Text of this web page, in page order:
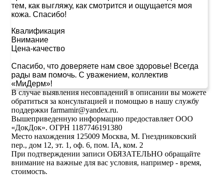
тем, как выгляжу, как смотрится и ощущается моя
кожа. Спасибо!
Квалификация
Внимание
Цена-качество
Спасибо, что доверяете нам свое здоровье! Всегда
рады вам помочь. С уважением, коллектив
«МиДерм»!
В случае выявления несовпадений в описании вы можете
обратиться за консультацией и помощью в нашу службу
поддержки farmamir@yandex.ru.
Вышеприведенную информацию предоставляет ООО
«ДокДок». ОГРН 1187746191380
Место нахождения 125009 Москва, М. Гнездниковский
пер., дом 12, эт. 1, оф. 6, пом. IA, ком. 2
При подтверждении записи ОБЯЗАТЕЛЬНО обращайте
внимание на важные для вас условия, например - время,
стоимость.